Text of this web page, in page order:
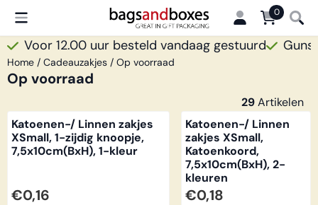
Cookievoorkeuren zijn beschikbaar. Kies instellingen of sta
0
Voor 12.00 uur besteld vandaag gestuurd
Home / Cadeauzakjes / Op voorraad
Op voorraad
29Artikelen
Katoenen-/ Linnen zakjes
XSmall, 1-zijdig knoopje,
7,5x10cm(BxH), 1-kleur
Prijs: 0,16
€0,16
Katoenen-/ Linnen
zakjes XSmall,
Katoenkoord,
7,5x10cm(BxH), 2-
kleuren
Prijs: 0,18
€0,18